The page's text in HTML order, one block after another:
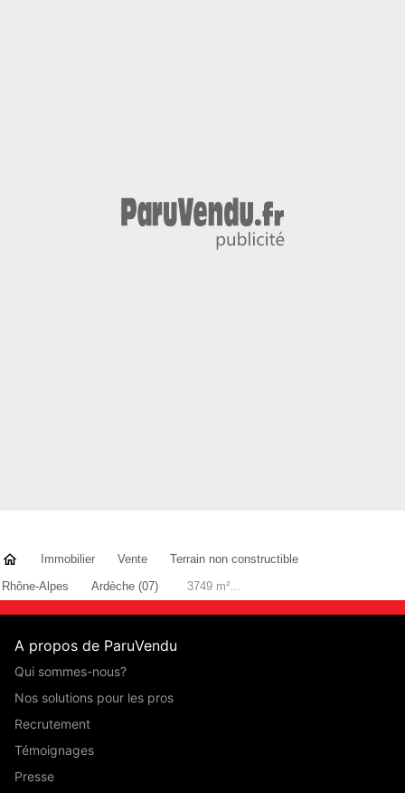
Immobilier Vente
Terrain non constructible
Rhône-Alpes
Ardèche (07) 3749 m²...
A propos de ParuVendu
Qui sommes-nous?
Nos solutions pour les pros
Recrutement
Témoignages
Presse